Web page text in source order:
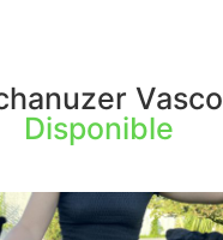
Vasco
Disponible